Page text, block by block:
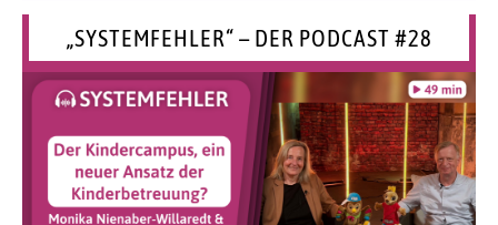
„SYSTEMFEHLER“ – DER PODCAST #28